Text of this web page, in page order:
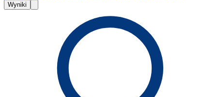
Wyniki